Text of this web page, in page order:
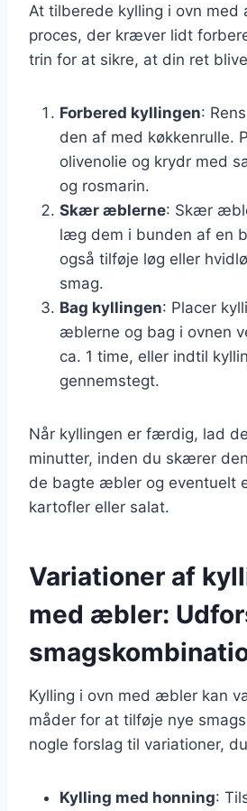
At tilberede kylling i ovn
proces, der kræver lidt
trin for at sikre, at din ret
Forbered kyllingen:
den af med køkkenrulle.
olivenolie og krydr med
og rosmarin.
Skær æblerne: Skær
læg dem i bunden af en
også tilføje løg eller
smag.
Bag kyllingen: Placer
æblerne og bag i ovnen
ca. 1 time, eller indtil
gennemstegt.
Når kyllingen er færdig, lad
minutter, inden du skærer
de bagte æbler og eventuelt
kartofler eller salat.
Variationer af
med æbler:
Kylling i ovn med æbler kan
måder for at tilføje nye
nogle forslag til variationer,
Kylling med honning: